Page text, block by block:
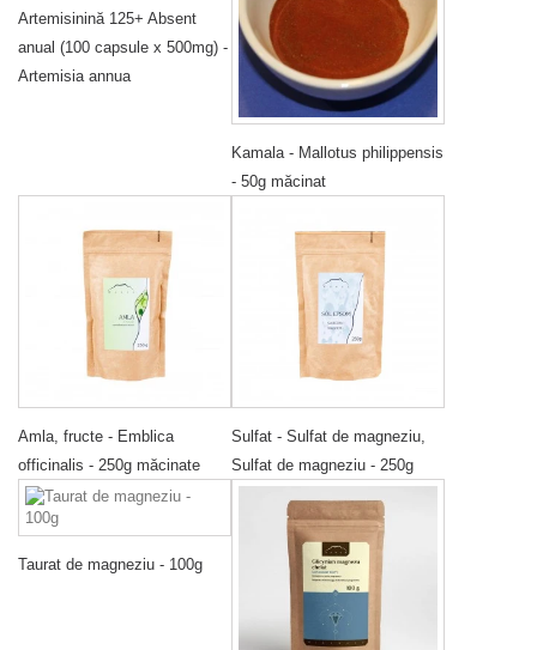
Artemisinină 125+ Absent
anual (100 capsule x 500mg) -
Artemisia annua
Kamala - Mallotus philippensis
- 50g măcinat
Amla, fructe - Emblica
officinalis - 250g măcinate
Sulfat - Sulfat de magneziu,
Sulfat de magneziu - 250g
Taurat de magneziu - 100g